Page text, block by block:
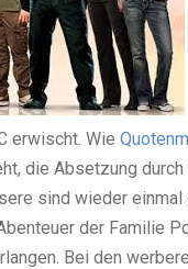
erwischt. Wie
die Absetzung
sind wieder
der Familie
Bei den